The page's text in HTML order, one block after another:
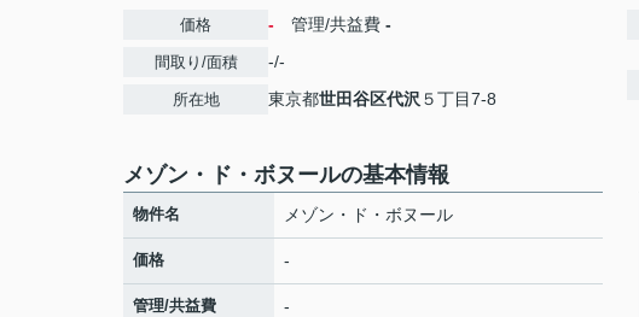
価格 - 管理/共益費 -
間取り/面積 -/-
所在地 東京都世田谷区代沢 ５丁目7-8
メゾン・ド・ボヌールの基本情報
物件名 メゾン・ド・ボヌール
価格 -
管理/共益費 -